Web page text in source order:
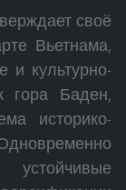
своё
Вьетнама,
и культурно-
гора Баден,
историко-